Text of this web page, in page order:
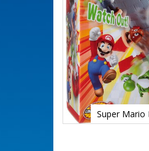
Super Mario